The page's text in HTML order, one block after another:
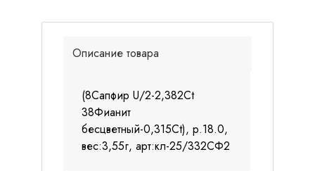
Описание товара
(8Сапфир U/2-2,382Ct
38Фианит
бесцветный-0,315Ct), р.18.0,
вес:3,55г, арт:кл-25/332СФ2